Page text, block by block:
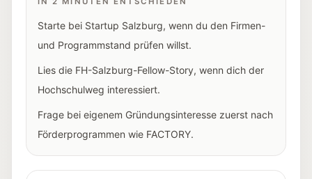
Starte bei Startup Salzburg, wenn du den Firmen-
und Programmstand prüfen willst.
Lies die FH-Salzburg-Fellow-Story, wenn dich der
Hochschulweg interessiert.
Frage bei eigenem Gründungsinteresse zuerst nach
Förderprogrammen wie FACTORY.